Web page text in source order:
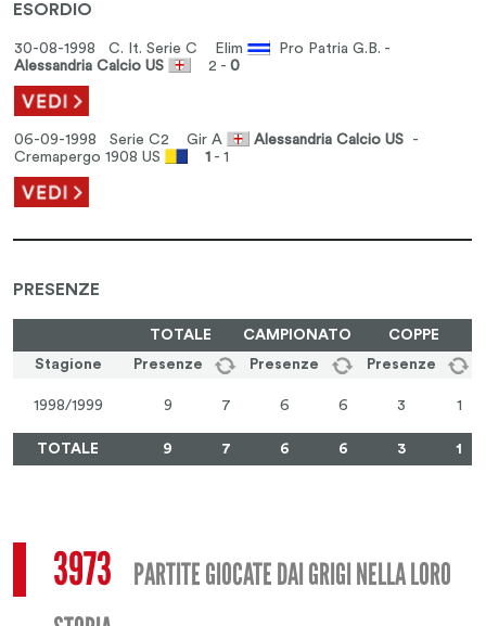
ESORDIO
30-08-1998 C. It. Serie C Elim
Pro Patria G.B. -
Alessandria Calcio US
2 -0
06-09-1998 Serie C2 Gir A Alessandria Calcio US -
Cremapergo 1908 US
1 - 1
PRESENZE
TOTALE CAMPIONATO
COPPE
Stagione
Presenze Presenze Presenze
1998/1999 9 7 6 6 3 1
TOTALE 9 7 6 6 3 1
3973 PARTITE GIOCATE DAI GRIGI NELLA LORO